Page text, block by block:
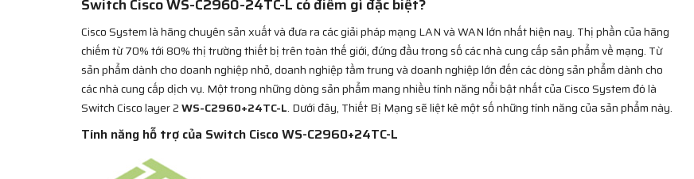
Switch Cisco WS-C2960-24TC-L có điểm gì đặc biệt?
Cisco System là hãng chuyên sản xuất và đưa ra các giải pháp mạng LAN và WAN lớn nhất hiện nay. Thị phần của hãng
chiếm từ 70% tới 80% thị trường thiết bị trên toàn thế giới, đứng đầu trong số các nhà cung cấp sản phẩm về mạng. Từ
sản phẩm dành cho doanh nghiệp nhỏ, doanh nghiệp tầm trung và doanh nghiệp lớn đến các dòng sản phẩm dành cho
các nhà cung cấp dịch vụ. Một trong những dòng sản phẩm mang nhiều tính năng nổi bật nhất của Cisco System đó là
Switch Cisco layer 2WS-C2960+24TC-L. Dưới đây, Thiết Bị Mạng sẽ liệt kê một số những tính năng của sản phẩm này.
Tính năng hỗ trợ của Switch Cisco WS-C2960+24TC-L